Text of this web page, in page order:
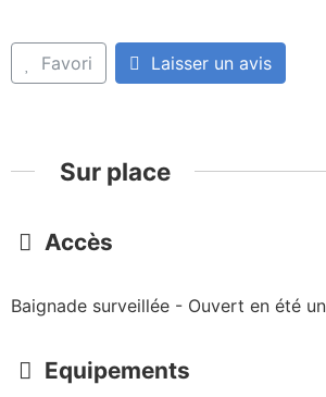
Favori Laisser un avis
Sur place
Accès
Baignade surveillée - Ouvert en été
Equipements